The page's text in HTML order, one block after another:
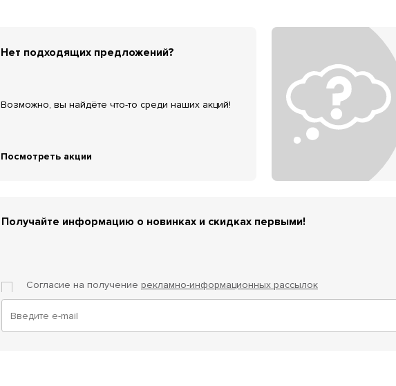
Нет подходящих предложений?
Возможно, вы найдёте что-то среди наших акций!
Посмотреть акции
Получайте информацию о новинках и скидках первыми!
Согласие на получение рекламно-информационных рассылок